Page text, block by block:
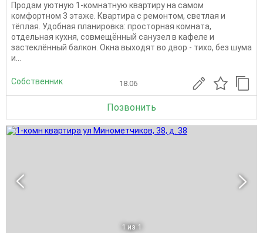
Продам уютную 1-комнатную квартиру на самом
комфортном 3 этаже. Квартира с ремонтом, светлая и
тёплая. Удобная планировка: просторная комната,
отдельная кухня, совмещённый санузел в кафеле и
застеклённый балкон. Окна выходят во двор - тихо, без шума
и...
Собственник 18.06
Позвонить
1 из 1